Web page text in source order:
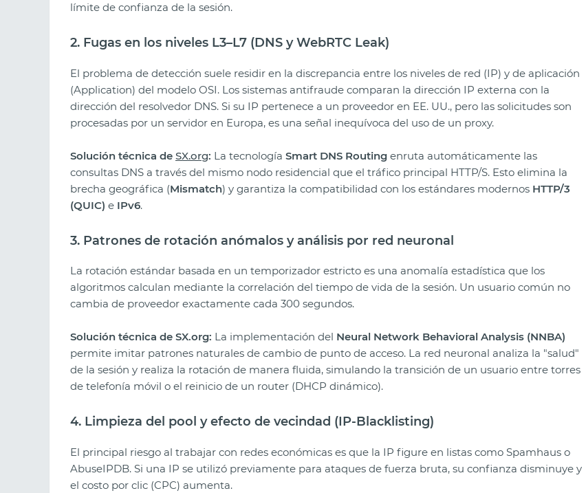
límite de confianza de la sesión.
2. Fugas en los niveles L3–L7 (DNS y WebRTC Leak)
El problema de detección suele residir en la discrepancia entre los niveles de red (IP) y de aplicación
(Application) del modelo OSI. Los sistemas antifraude comparan la dirección IP externa con la
dirección del resolvedor DNS. Si su IP pertenece a un proveedor en EE. UU., pero las solicitudes son
procesadas por un servidor en Europa, es una señal inequívoca del uso de un proxy.
Solución técnica de SX.org: La tecnología Smart DNS Routing enruta automáticamente las
consultas DNS a través del mismo nodo residencial que el tráfico principal HTTP/S. Esto elimina la
brecha geográfica (Mismatch) y garantiza la compatibilidad con los estándares modernos HTTP/3
(QUIC) e IPv6.
3. Patrones de rotación anómalos y análisis por red neuronal
La rotación estándar basada en un temporizador estricto es una anomalía estadística que los
algoritmos calculan mediante la correlación del tiempo de vida de la sesión. Un usuario común no
cambia de proveedor exactamente cada 300 segundos.
Solución técnica de SX.org: La implementación del Neural Network Behavioral Analysis (NNBA)
permite imitar patrones naturales de cambio de punto de acceso. La red neuronal analiza la "salud"
de la sesión y realiza la rotación de manera fluida, simulando la transición de un usuario entre torres
de telefonía móvil o el reinicio de un router (DHCP dinámico).
4. Limpieza del pool y efecto de vecindad (IP-Blacklisting)
El principal riesgo al trabajar con redes económicas es que la IP figure en listas como Spamhaus o
AbuseIPDB. Si una IP se utilizó previamente para ataques de fuerza bruta, su confianza disminuye y
el costo por clic (CPC) aumenta.
Los mejores sorteos creativos de
2026: qué funciona ahora